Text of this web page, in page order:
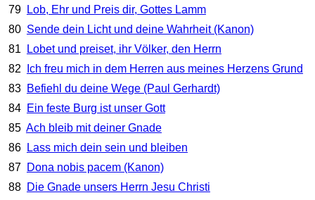
79
Lob, Ehr und Preis dir, Gottes Lamm
80 Sende dein Licht und deine Wahrheit (Kanon)
81
Lobet und preiset, ihr Völker, den Herrn
82
Ich freu mich in dem Herren aus meines Herzens Grund
83 Befiehl du deine Wege (Paul Gerhardt)
84 Ein feste Burg ist unser Gott
85 Ach bleib mit deiner Gnade
86
Lass mich dein sein und bleiben
87 Dona nobis pacem (Kanon)
88 Die Gnade unsers Herrn Jesu Christi